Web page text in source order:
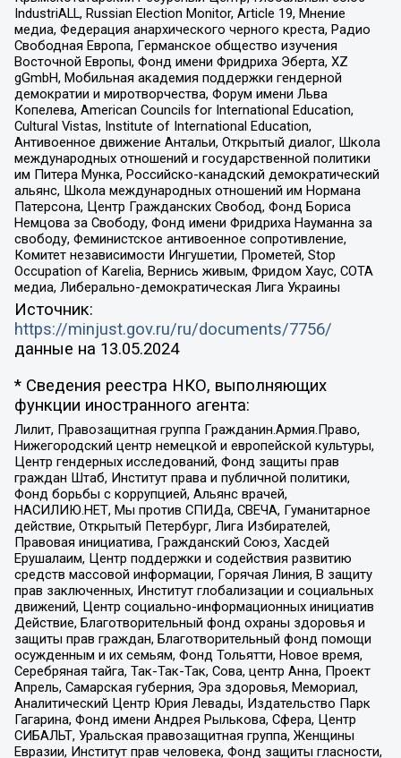
IndustriALL, Russian Election Monitor, Article 19, Мнение
медиа, Федерация анархического черного креста, Радио
Свободная Европа, Германское общество изучения
Восточной Европы, Фонд имени Фридриха Эберта, XZ
gGmbH, Мобильная академия поддержки гендерной
демократии и миротворчества, Форум имени Льва
Копелева, American Councils for International Education,
Cultural Vistas, Institute of International Education,
Антивоенное движение Антальи, Открытый диалог, Школа
международных отношений и государственной политики
им Питера Мунка, Российско-канадский демократический
альянс, Школа международных отношений им Нормана
Патерсона, Центр Гражданских Свобод, Фонд Бориса
Немцова за Свободу, Фонд имени Фридриха Науманна за
свободу, Феминистское антивоенное сопротивление,
Комитет независимости Ингушетии, Прометей, Stop
Occupation of Karelia, Вернись живым, Фридом Хаус, СОТА
медиа, Либерально-демократическая Лига Украины
Источник:
https://minjust.gov.ru/ru/documents/7756/
данные на 13.05.2024
* Сведения реестра НКО, выполняющих
функции иностранного агента:
Лилит, Правозащитная группа Гражданин.Армия.Право,
Нижегородский центр немецкой и европейской культуры,
Центр гендерных исследований, Фонд защиты прав
граждан Штаб, Институт права и публичной политики,
Фонд борьбы с коррупцией, Альянс врачей,
НАСИЛИЮ.НЕТ, Мы против СПИДа, СВЕЧА, Гуманитарное
действие, Открытый Петербург, Лига Избирателей,
Правовая инициатива, Гражданский Союз, Хасдей
Ерушалаим, Центр поддержки и содействия развитию
средств массовой информации, Горячая Линия, В защиту
прав заключенных, Институт глобализации и социальных
движений, Центр социально-информационных инициатив
Действие, Благотворительный фонд охраны здоровья и
защиты прав граждан, Благотворительный фонд помощи
осужденным и их семьям, Фонд Тольятти, Новое время,
Серебряная тайга, Так-Так-Так, Сова, центр Анна, Проект
Апрель, Самарская губерния, Эра здоровья, Мемориал,
Аналитический Центр Юрия Левады, Издательство Парк
Гагарина, Фонд имени Андрея Рылькова, Сфера, Центр
СИБАЛЬТ, Уральская правозащитная группа, Женщины
Евразии, Институт прав человека, Фонд защиты гласности,